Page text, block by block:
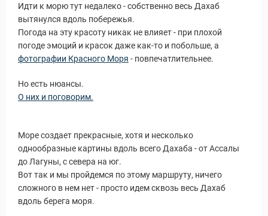
Идти к морю тут недалеко - собственно весь Дахаб
вытянулся вдоль побережья.
Погода на эту красоту никак не влияет - при плохой
погоде эмоций и красок даже как-то и побольше, а
фотографии Красного Моря - повпечатлительнее.
Но есть нюансы.
О них и поговорим.
Море создает прекрасные, хотя и несколько
однообразные картины вдоль всего Дахаба - от Ассалы
до Лагуны, с севера на юг.
Вот так и мы пройдемся по этому маршруту, ничего
сложного в нем нет - просто идем сквозь весь Дахаб
вдоль берега моря.